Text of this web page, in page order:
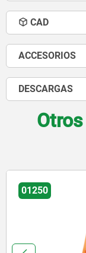
CAD
ACCESORIOS
DESCARGAS
01251